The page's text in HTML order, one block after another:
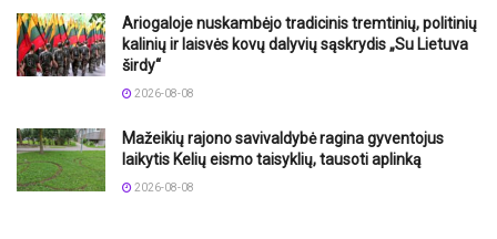
Ariogaloje nuskambėjo tradicinis tremtinių, politinių
kalinių ir laisvės kovų dalyvių sąskrydis „Su Lietuva
širdy“
2026-08-08
Mažeikių rajono savivaldybė ragina gyventojus
laikytis Kelių eismo taisyklių, tausoti aplinką
2026-08-08